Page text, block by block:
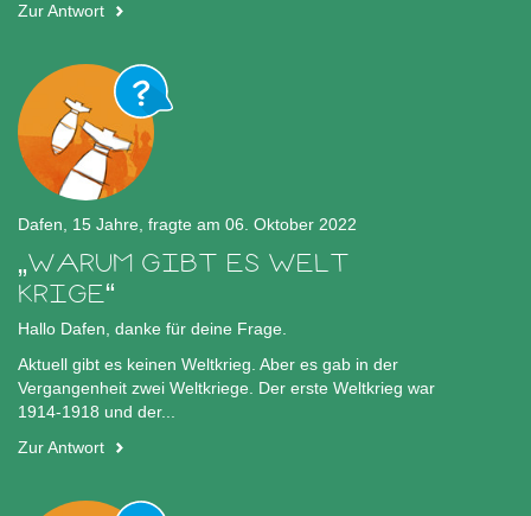
Zur Antwort
Dafen, 15 Jahre, fragte am 06. Oktober 2022
WARUM GIBT ES WELT
KRIGE
Hallo Dafen, danke für deine Frage.
Aktuell gibt es keinen Weltkrieg. Aber es gab in der
Vergangenheit zwei Weltkriege. Der erste Weltkrieg war
1914-1918 und der...
Zur Antwort